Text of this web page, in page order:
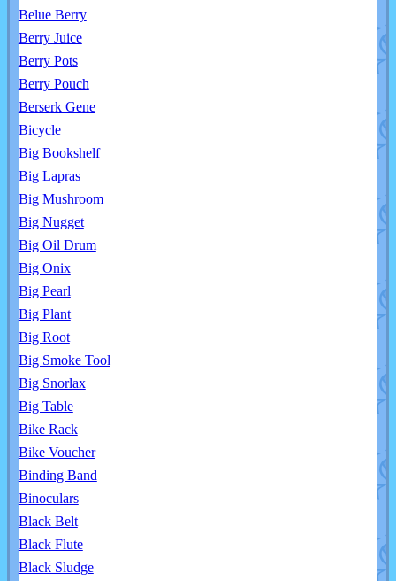
Belue Berry
Berry Juice
Berry Pots
Berry Pouch
Berserk Gene
Bicycle
Big Bookshelf
Big Lapras
Big Mushroom
Big Nugget
Big Oil Drum
Big Onix
Big Pearl
Big Plant
Big Root
Big Smoke Tool
Big Snorlax
Big Table
Bike Rack
Bike Voucher
Binding Band
Binoculars
Black Belt
Black Flute
Black Sludge